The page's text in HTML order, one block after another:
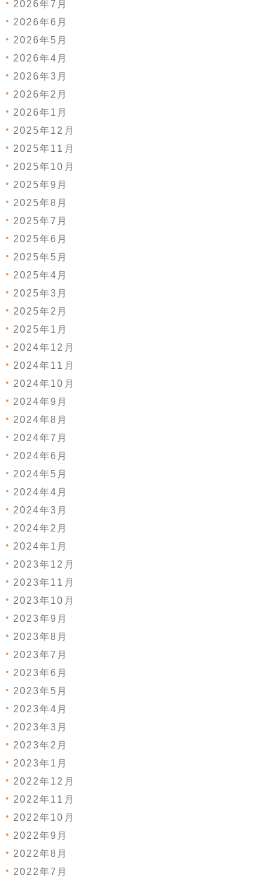
2026年7月
2026年6月
2026年5月
2026年4月
2026年3月
2026年2月
2026年1月
2025年12月
2025年11月
2025年10月
2025年9月
2025年8月
2025年7月
2025年6月
2025年5月
2025年4月
2025年3月
2025年2月
2025年1月
2024年12月
2024年11月
2024年10月
2024年9月
2024年8月
2024年7月
2024年6月
2024年5月
2024年4月
2024年3月
2024年2月
2024年1月
2023年12月
2023年11月
2023年10月
2023年9月
2023年8月
2023年7月
2023年6月
2023年5月
2023年4月
2023年3月
2023年2月
2023年1月
2022年12月
2022年11月
2022年10月
2022年9月
2022年8月
2022年7月